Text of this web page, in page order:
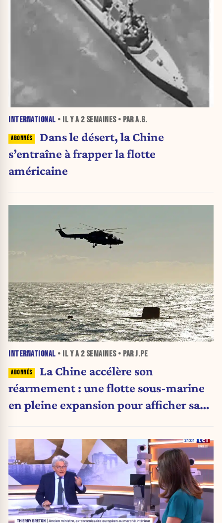
INTERNATIONAL • IL Y A 2 SEMAINES• PAR A.G.
Dans le désert, la Chine
s’entraîne à frapper la flotte
américaine
INTERNATIONAL • IL Y A 2 SEMAINES• PAR J.PE
La Chine accélère son
réarmement : une flotte sous-marine
en pleine expansion pour afficher sa